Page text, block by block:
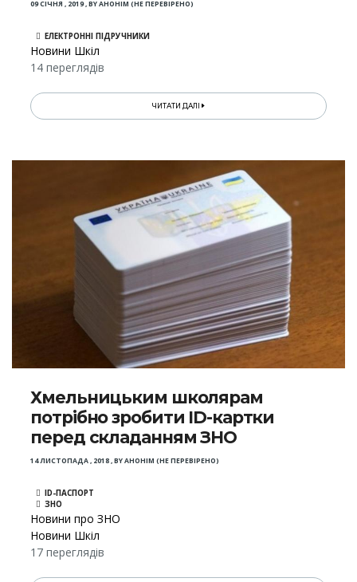
09 СІЧНЯ , 2019,BYАНОНІМ (НЕ ПЕРЕВІРЕНО)
ЕЛЕКТРОННІ ПІДРУЧНИКИ
Новини Шкіл
14 переглядів
ЧИТАТИ ДАЛІ
Хмельницьким школярам
потрібно зробити ID-картки
перед складанням ЗНО
14 ЛИСТОПАДА , 2018,BYАНОНІМ (НЕ ПЕРЕВІРЕНО)
ID-ПАСПОРТ
ЗНО
Новини про ЗНО
Новини Шкіл
17 переглядів